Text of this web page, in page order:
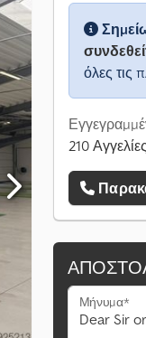
όλες τις
210
Μήνυμα*